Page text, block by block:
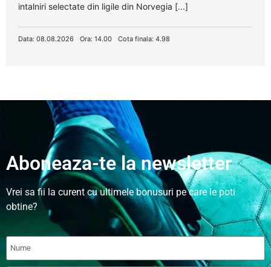
intalniri selectate din ligile din Norvegia [...]
Data: 08.08.2026 Ora: 14.00 Cota finala: 4.98
Aboneaza-te la newsletter
Vrei sa fii la curent cu ultimele bonusuri pe care le poti
obtine?